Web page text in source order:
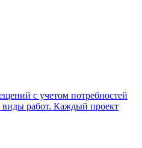
с учетом потребностей
виды работ. Каждый проект